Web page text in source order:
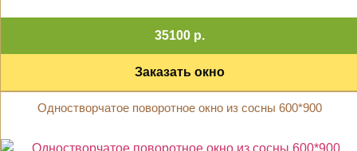
35100 р.
Заказать окно
Одностворчатое поворотное окно из сосны 600*900